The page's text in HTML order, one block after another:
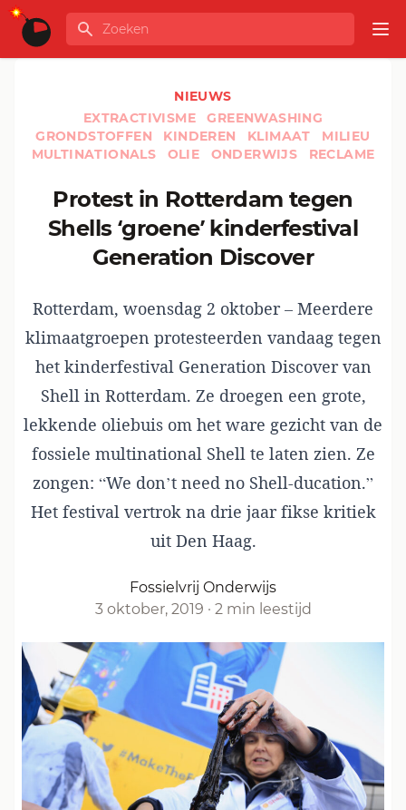
Ga naar de inhoud
GLOBALINFO
Zoeken
NIEUWS
EXTRACTIVISME
GREENWASHING
GRONDSTOFFEN
KINDEREN KLIMAAT
MILIEU
MULTINATIONALS
OLIE ONDERWIJS RECLAME
Protest in Rotterdam tegen
Shells ‘groene’ kinderfestival
Generation Discover
Rotterdam, woensdag 2 oktober – Meerdere
klimaatgroepen protesteerden vandaag tegen
het kinderfestival Generation Discover van
Shell in Rotterdam. Ze droegen een grote,
lekkende oliebuis om het ware gezicht van de
fossiele multinational Shell te laten zien. Ze
zongen: “We don’t need no Shell-ducation.”
Het festival vertrok na drie jaar fikse kritiek
uit Den Haag.
Fossielvrij Onderwijs
3 oktober, 2019 · 2 min leestijd